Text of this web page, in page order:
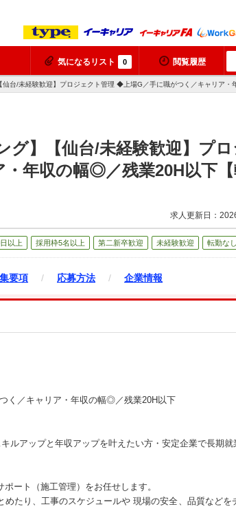
気になるリスト 0 閲覧履歴
仙台/未経験歓迎】プロジェクト管理 ◆上場G／手に職がつく／キャリア
グ】【仙台/未経験歓迎】プ
年収の幅◎／残業20H以下
求人更新日：
以上 採用枠5名以上 第二新卒歓迎 未経験歓迎 転勤な
要項 / 応募方法 / 企業情報
く／キャリア・年収の幅◎／残業20H以下
ルアップと年収アップを叶えたい方・安定企業で長期
ート（施工管理）をお任せします。
たり、工事のスケジュールや 現場の安全、品質などを